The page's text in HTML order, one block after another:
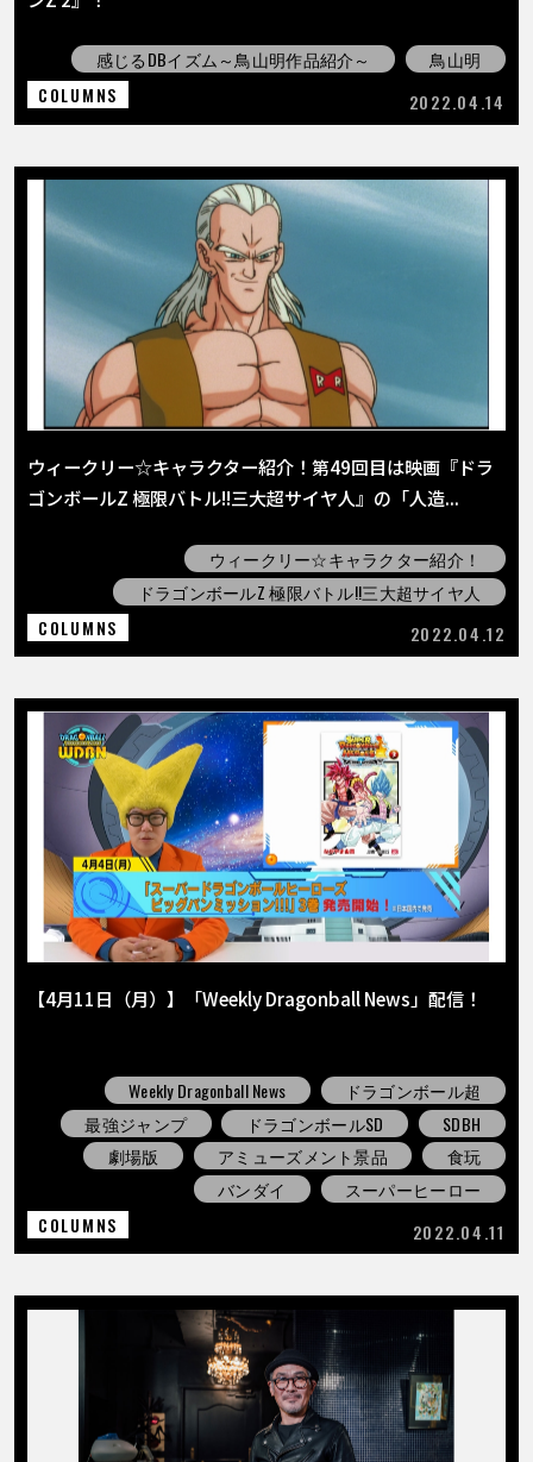
感じるDBイズム～鳥山明作品紹介～
鳥山明
COLUMNS
2022.04.14
ウィークリー☆キャラクター紹介！第49回目は映画『ドラ
ゴンボールZ 極限バトル!!三大超サイヤ人』の「人造...
ウィークリー☆キャラクター紹介！
ドラゴンボールZ 極限バトル!!三大超サイヤ人
COLUMNS
2022.04.12
【4月11日（月）】「Weekly Dragonball News」配信！
Weekly Dragonball News
ドラゴンボール超
最強ジャンプ
ドラゴンボールSD
SDBH
劇場版
アミューズメント景品
食玩
バンダイ
スーパーヒーロー
COLUMNS
2022.04.11